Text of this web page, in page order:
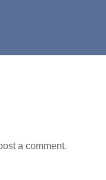
a comment.